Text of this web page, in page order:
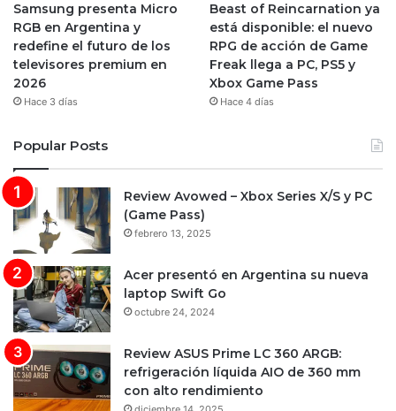
Samsung presenta Micro
RGB en Argentina y
redefine el futuro de los
televisores premium en
2026
Hace 3 días
Beast of Reincarnation ya
está disponible: el nuevo
RPG de acción de Game
Freak llega a PC, PS5 y
Xbox Game Pass
Hace 4 días
Popular Posts
Review Avowed – Xbox Series X/S y PC
(Game Pass)
febrero 13, 2025
Acer presentó en Argentina su nueva
laptop Swift Go
octubre 24, 2024
Review ASUS Prime LC 360 ARGB:
refrigeración líquida AIO de 360 mm
con alto rendimiento